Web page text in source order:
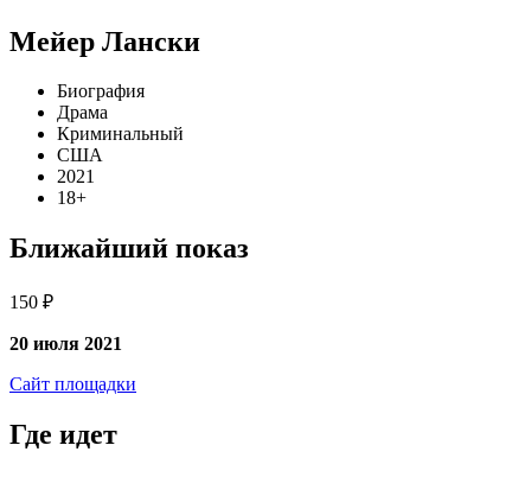
Мейер Лански
Биография
Драма
Криминальный
США
2021
18+
Ближайший показ
150 ₽
20 июля 2021
Сайт площадки
Где идет